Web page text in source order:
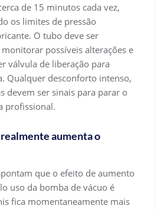
de 15 minutos cada vez,
os limites de pressão
O tubo deve ser
possíveis alterações e
válvula de liberação para
Qualquer desconforto intenso,
devem ser sinais para parar o
profissional.
aumenta o
que o efeito de aumento
uso da bomba de vácuo é
fica momentaneamente mais